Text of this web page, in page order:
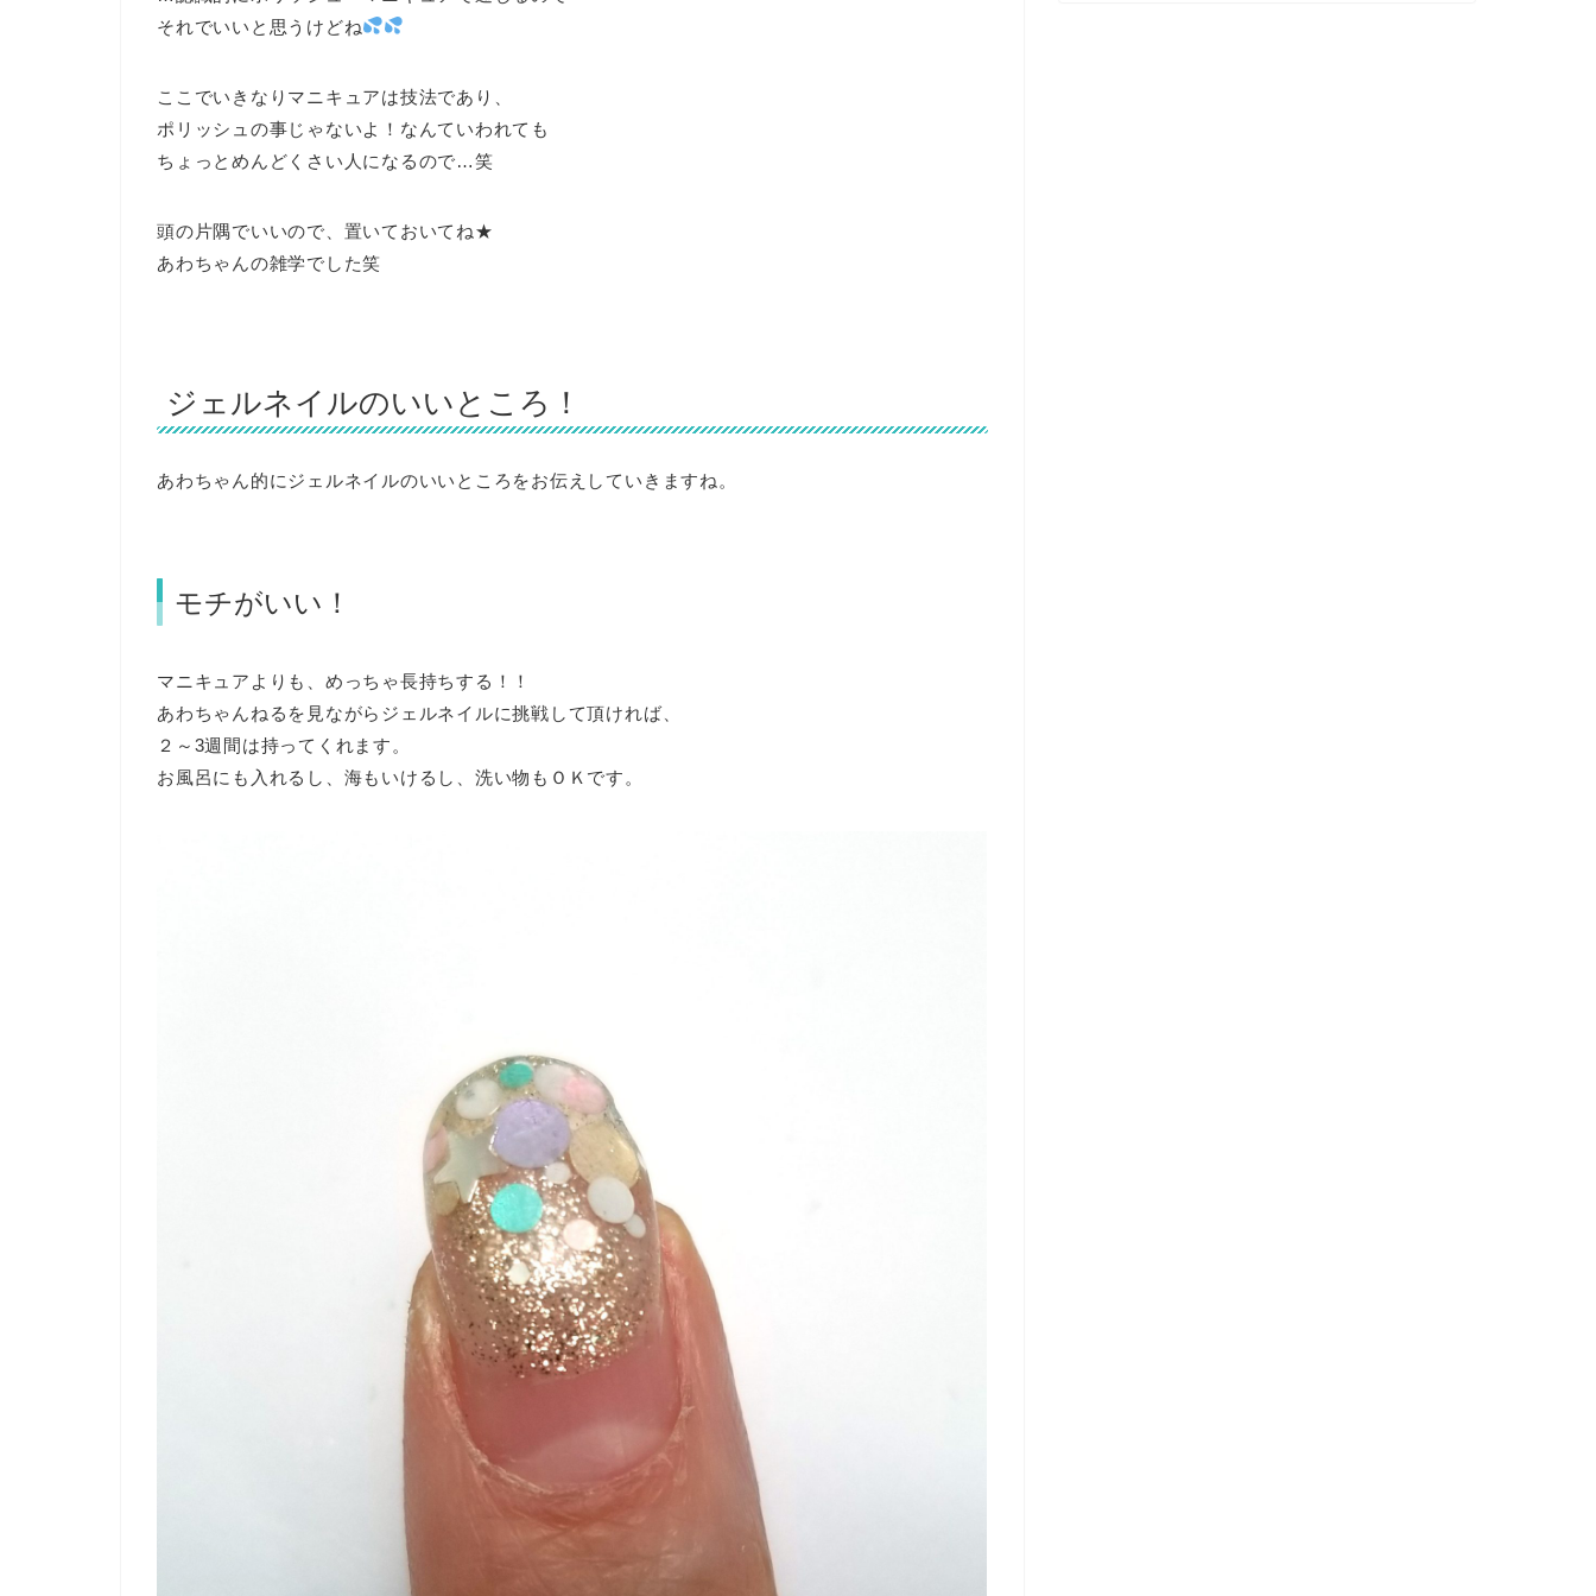
それでいいと思うけどね
ここでいきなりマニキュアは技法であり、
ポリッシュの事じゃないよ！なんていわれても
ちょっとめんどくさい人になるので…笑
頭の片隅でいいので、置いておいてね★
あわちゃんの雑学でした笑
ジェルネイルのいいところ！
あわちゃん的にジェルネイルのいいところをお伝えしていきますね。
モチがいい！
マニキュアよりも、めっちゃ長持ちする！！
あわちゃんねるを見ながらジェルネイルに挑戦して頂ければ、
２～3週間は持ってくれます。
お風呂にも入れるし、海もいけるし、洗い物もＯＫです。